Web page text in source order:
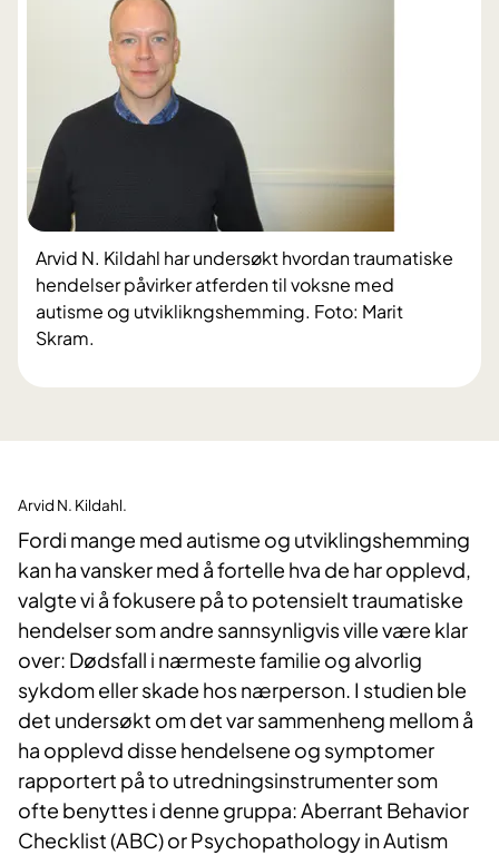
Arvid N. Kildahl har undersøkt hvordan traumatiske
hendelser påvirker atferden til voksne med
autisme og utviklikngshemming. Foto: Marit
Skram.
Arvid N. Kildahl.
Fordi mange med autisme og utviklingshemming
kan ha vansker med å fortelle hva de har opplevd,
valgte vi å fokusere på to potensielt traumatiske
hendelser som andre sannsynligvis ville være klar
over: Dødsfall i nærmeste familie og alvorlig
sykdom eller skade hos nærperson. I studien ble
det undersøkt om det var sammenheng mellom å
ha opplevd disse hendelsene og symptomer
rapportert på to utredningsinstrumenter som
ofte benyttes i denne gruppa: Aberrant Behavior
Checklist (ABC) or Psychopathology in Autism